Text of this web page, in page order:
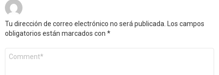
Tu dirección de correo electrónico no será publicada.
Los campos
obligatorios están marcados con *